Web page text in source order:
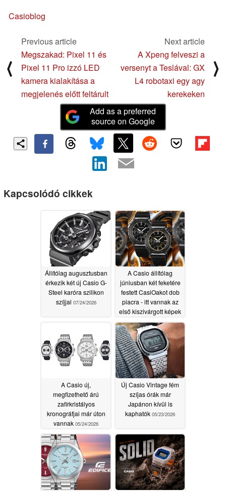
Casioblog
⟨
Previous article
Megszakad: Pixel 11 és
Pixel 11 Pro izzó LED
kamera kialakítása a
megjelenés előtt feltárult
Next article
A Xpeng felveszi a
versenyt a Teslával: GX
L4 robotaxi egy agy
kerekeken
⟩
Add as a preferred
source on Google
Kapcsolódó cikkek
Állítólag augusztusban
érkezik két új Casio G-
Steel karóra szilikon
szíjjal 07/24/2026
A Casio állítólag
júniusban két feketére
festett CasiOakot dob
piacra - itt vannak az
első kiszivárgott képek
05/25/2026
A Casio új,
megfizethető árú
zafírkristályos
kronográfjai már úton
vannak 05/24/2026
Új Casio Vintage fém
szíjas órák már
Japánon kívül is
kaphatók 05/23/2026